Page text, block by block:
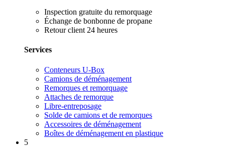
Inspection gratuite du remorquage
Échange de bonbonne de propane
Retour client 24 heures
Services
Conteneurs U-Box
Camions de déménagement
Remorques et remorquage
Attaches de remorque
Libre-entreposage
Solde de camions et de remorques
Accessoires de déménagement
Boîtes de déménagement en plastique
5